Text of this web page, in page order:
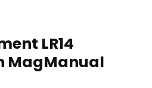
LR14
MagManual